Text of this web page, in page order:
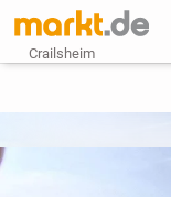
Crailsheim